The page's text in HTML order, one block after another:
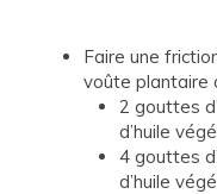
Faire une
voûte plantaire
2 gouttes
d’huile
4 gouttes
d’huile